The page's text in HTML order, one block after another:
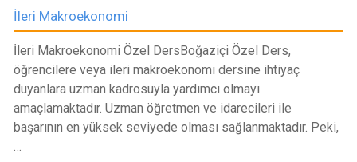
İleri Makroekonomi
İleri Makroekonomi Özel DersBoğaziçi Özel Ders,
öğrencilere veya ileri makroekonomi dersine ihtiyaç
duyanlara uzman kadrosuyla yardımcı olmayı
amaçlamaktadır. Uzman öğretmen ve idarecileri ile
başarının en yüksek seviyede olması sağlanmaktadır. Peki,
…